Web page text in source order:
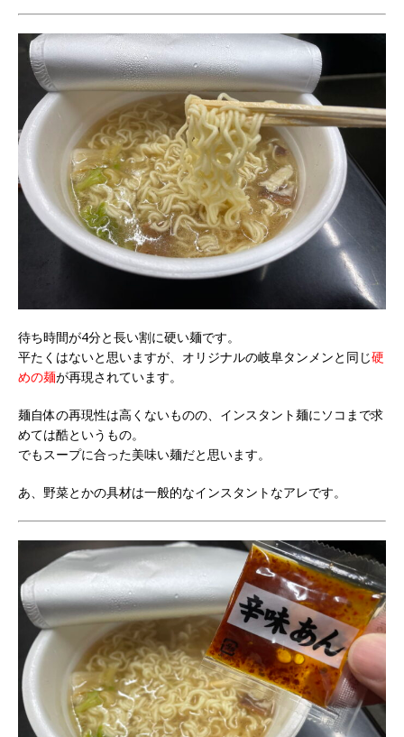
待ち時間が4分と長い割に硬い麺です。
平たくはないと思いますが、オリジナルの岐阜タンメンと同じ硬
めの麺が再現されています。
麺自体の再現性は高くないものの、インスタント麺にソコまで求
めては酷というもの。
でもスープに合った美味い麺だと思います。
あ、野菜とかの具材は一般的なインスタントなアレです。